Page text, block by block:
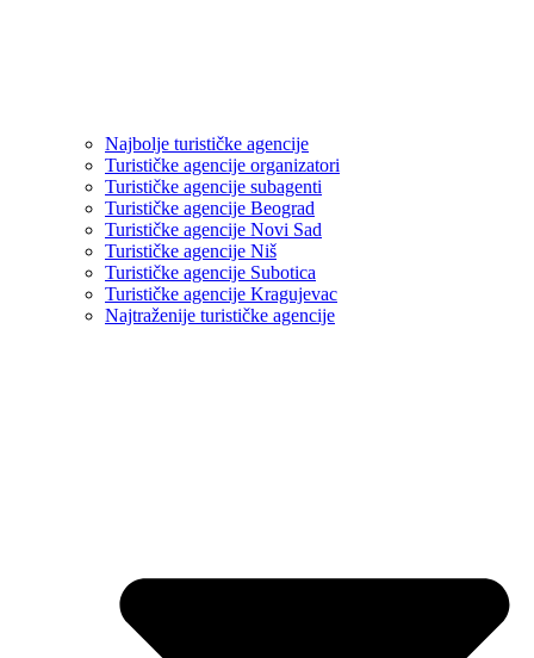
Najbolje turističke agencije
Turističke agencije organizatori
Turističke agencije subagenti
Turističke agencije Beograd
Turističke agencije Novi Sad
Turističke agencije Niš
Turističke agencije Subotica
Turističke agencije Kragujevac
Najtraženije turističke agencije